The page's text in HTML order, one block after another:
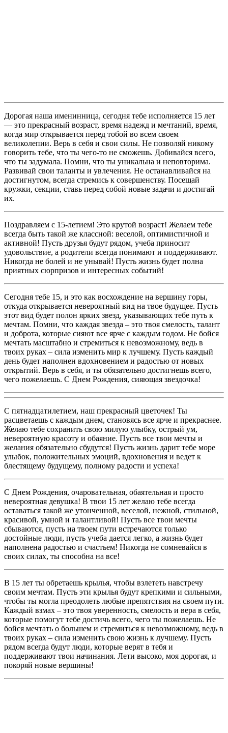
Дорогая наша именинница, сегодня тебе исполняется 15 лет
— это прекрасный возраст, время надежд и мечтаний, время,
когда мир открывается перед тобой во всем своем
великолепии. Верь в себя и свои силы. Не позволяй никому
говорить тебе, что ты чего-то не сможешь. Добивайся всего,
что ты задумала. Помни, что ты уникальна и неповторима.
Развивай свои таланты и увлечения. Не останавливайся на
достигнутом, всегда стремись к совершенству. Посещай
кружки, секции, ставь перед собой новые задачи и достигай
их.
Поздравляем с 15-летием! Это крутой возраст! Желаем тебе
всегда быть такой же классной: веселой, оптимистичной и
активной! Пусть друзья будут рядом, учеба приносит
удовольствие, а родители всегда понимают и поддерживают.
Никогда не болей и не унывай! Пусть жизнь будет полна
приятных сюрпризов и интересных событий!
Сегодня тебе 15, и это как восхождение на вершину горы,
откуда открывается невероятный вид на твое будущее. Пусть
этот вид будет полон ярких звезд, указывающих тебе путь к
мечтам. Помни, что каждая звезда – это твоя смелость, талант
и доброта, которые сияют все ярче с каждым годом. Не бойся
мечтать масштабно и стремиться к невозможному, ведь в
твоих руках – сила изменить мир к лучшему. Пусть каждый
день будет наполнен вдохновением и радостью от новых
открытий. Верь в себя, и ты обязательно достигнешь всего,
чего пожелаешь. С Днем Рождения, сияющая звездочка!
С пятнадцатилетием, наш прекрасный цветочек! Ты
расцветаешь с каждым днем, становясь все ярче и прекраснее.
Желаю тебе сохранить свою милую улыбку, острый ум,
невероятную красоту и обаяние. Пусть все твои мечты и
желания обязательно сбудутся! Пусть жизнь дарит тебе море
улыбок, положительных эмоций, вдохновения и ведет к
блестящему будущему, полному радости и успеха!
С Днем Рождения, очаровательная, обаятельная и просто
невероятная девушка! В твои 15 лет желаю тебе всегда
оставаться такой же утонченной, веселой, нежной, стильной,
красивой, умной и талантливой! Пусть все твои мечты
сбываются, пусть на твоем пути встречаются только
достойные люди, пусть учеба дается легко, а жизнь будет
наполнена радостью и счастьем! Никогда не сомневайся в
своих силах, ты способна на все!
В 15 лет ты обретаешь крылья, чтобы взлететь навстречу
своим мечтам. Пусть эти крылья будут крепкими и сильными,
чтобы ты могла преодолеть любые препятствия на своем пути.
Каждый взмах – это твоя уверенность, смелость и вера в себя,
которые помогут тебе достичь всего, чего ты пожелаешь. Не
бойся мечтать о большем и стремиться к невозможному, ведь в
твоих руках – сила изменить свою жизнь к лучшему. Пусть
рядом всегда будут люди, которые верят в тебя и
поддерживают твои начинания. Лети высоко, моя дорогая, и
покоряй новые вершины!